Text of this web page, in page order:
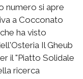
numero si apre
a Cocconato
ha visto
Il Gheub
il "Piatto Solidale
ricerca